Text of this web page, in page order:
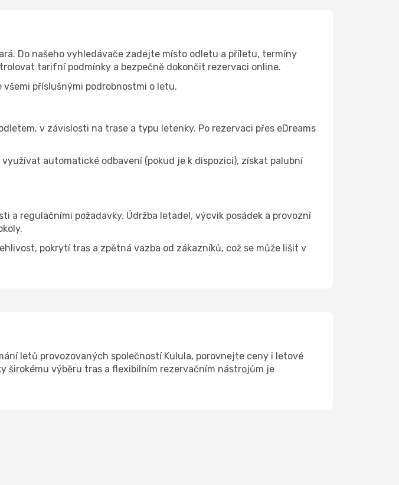
Do našeho vyhledávače zadejte místo odletu a příletu, termíny
tarifní podmínky a bezpečně dokončit rezervaci online.
příslušnými podrobnostmi o letu.
v závislosti na trase a typu letenky. Po rezervaci přes eDreams
automatické odbavení (pokud je k dispozici), získat palubní
a regulačními požadavky. Údržba letadel, výcvik posádek a provozní
pokrytí tras a zpětná vazba od zákazníků, což se může lišit v
letů provozovaných společností Kulula, porovnejte ceny i letové
širokému výběru tras a flexibilním rezervačním nástrojům je